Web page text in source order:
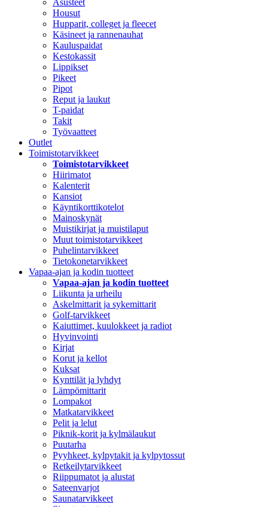
Asusteet
Housut
Hupparit, colleget ja fleecet
Käsineet ja rannenauhat
Kauluspaidat
Kestokassit
Lippikset
Pikeet
Pipot
Reput ja laukut
T-paidat
Takit
Työvaatteet
Outlet
Toimistotarvikkeet
Toimistotarvikkeet
Hiirimatot
Kalenterit
Kansiot
Käyntikorttikotelot
Mainoskynät
Muistikirjat ja muistilaput
Muut toimistotarvikkeet
Puhelintarvikkeet
Tietokonetarvikkeet
Vapaa-ajan ja kodin tuotteet
Vapaa-ajan ja kodin tuotteet
Liikunta ja urheilu
Askelmittarit ja sykemittarit
Golf-tarvikkeet
Kaiuttimet, kuulokkeet ja radiot
Hyvinvointi
Kirjat
Korut ja kellot
Kuksat
Kynttilät ja lyhdyt
Lämpömittarit
Lompakot
Matkatarvikkeet
Pelit ja lelut
Piknik-korit ja kylmälaukut
Puutarha
Pyyhkeet, kylpytakit ja kylpytossut
Retkeilytarvikkeet
Riippumatot ja alustat
Sateenvarjot
Saunatarvikkeet